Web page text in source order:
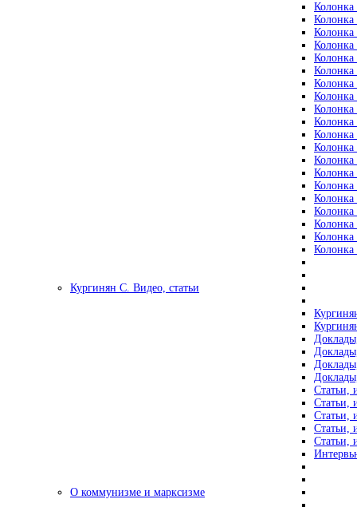
Колонка
Колонка
Колонка
Колонка
Колонка
Колонка
Колонка
Колонка
Колонка
Колонка
Колонка
Колонка
Колонка
Колонка
Колонка
Колонка
Колонка
Колонка
Колонка
Колонка
Кургинян С. Видео, статьи
Статьи,
Статьи,
Статьи,
Статьи,
Статьи,
О коммунизме и марксизме